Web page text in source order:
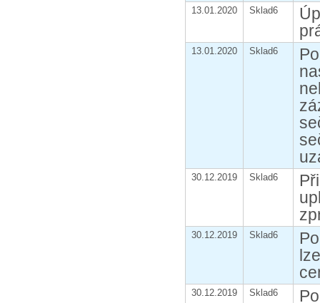
13.01.2020 Sklad6
13.01.2020 Sklad6
30.12.2019 Sklad6
30.12.2019 Sklad6
30.12.2019 Sklad6